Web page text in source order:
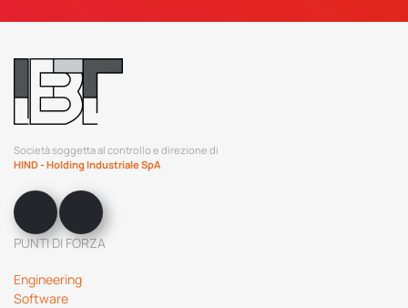
Società soggetta al controllo e direzione di
HIND - Holding Industriale SpA
PUNTI DI FORZA
Engineering
Software